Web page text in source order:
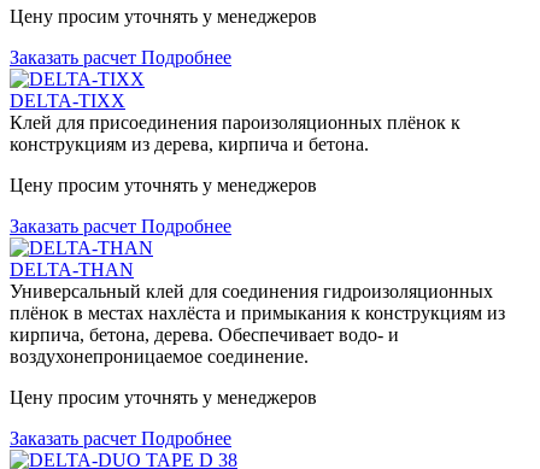
Цену просим уточнять у менеджеров
Заказать расчет Подробнее
DELTA-TIXX
Клей для присоединения пароизоляционных плёнок к
конструкциям из дерева, кирпича и бетона.
Цену просим уточнять у менеджеров
Заказать расчет Подробнее
DELTA-THAN
Универсальный клей для соединения гидроизоляционных
плёнок в местах нахлёста и примыкания к конструкциям из
кирпича, бетона, дерева. Обеспечивает водо- и
воздухонепроницаемое соединение.
Цену просим уточнять у менеджеров
Заказать расчет Подробнее